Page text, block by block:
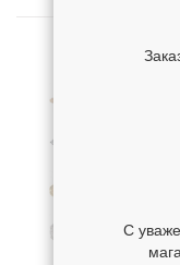
Образки и
С